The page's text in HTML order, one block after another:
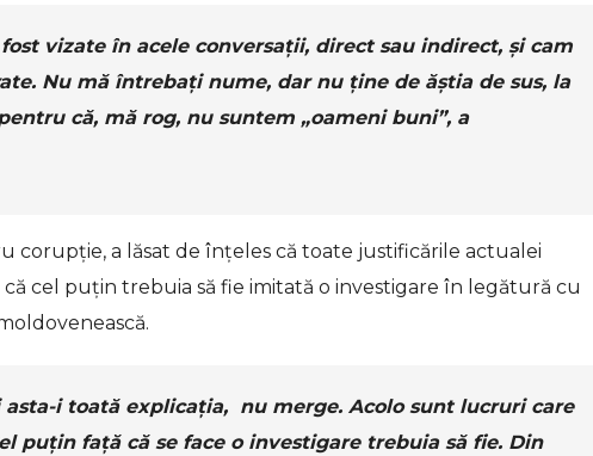
vizate în acele conversații, direct sau indirect, și cam
Nu mă întrebați nume, dar nu ține de ăștia de sus, la
că, mă rog, nu suntem „oameni buni”, a
corupție, a lăsat de înțeles că toate justificările actualei
cel puțin trebuia să fie imitată o investigare în legătură cu
asta-i toată explicația, nu merge. Acolo sunt lucruri care
puțin față că se face o investigare trebuia să fie. Din